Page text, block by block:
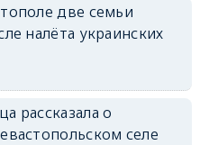
две семьи
налёта украинских
рассказала о
селе